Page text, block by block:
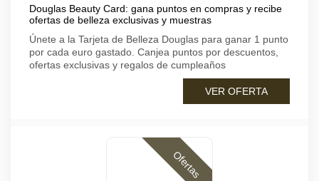
Douglas Beauty Card: gana puntos en compras y recibe
ofertas de belleza exclusivas y muestras
Únete a la Tarjeta de Belleza Douglas para ganar 1 punto
por cada euro gastado. Canjea puntos por descuentos,
ofertas exclusivas y regalos de cumpleaños
VER OFERTA
Ofertas